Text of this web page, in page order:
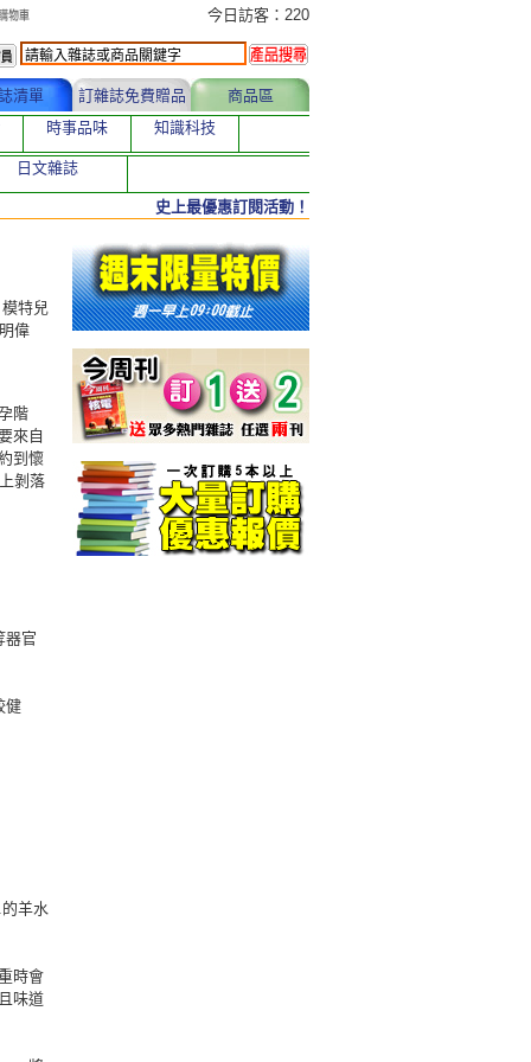
特兒
明偉
階
來自
到懷
剝落
器官
健
羊水
時會
味道
今日訪客：220
清單 訂雜誌免費贈品
商品區
時事品味 知識科技
日文雜誌
史上最優惠訂閱活動！